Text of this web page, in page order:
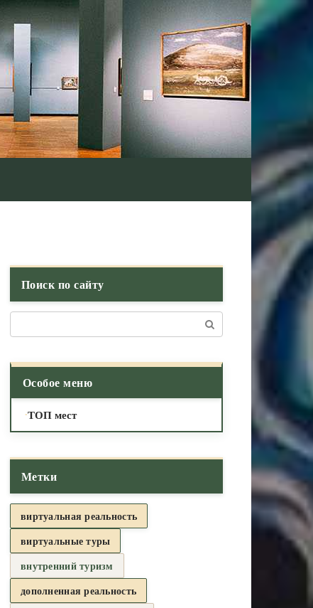
Поиск по сайту
Особое меню
ТОП мест
Метки
виртуальная реальность
виртуальные туры
внутренний туризм
дополненная реальность